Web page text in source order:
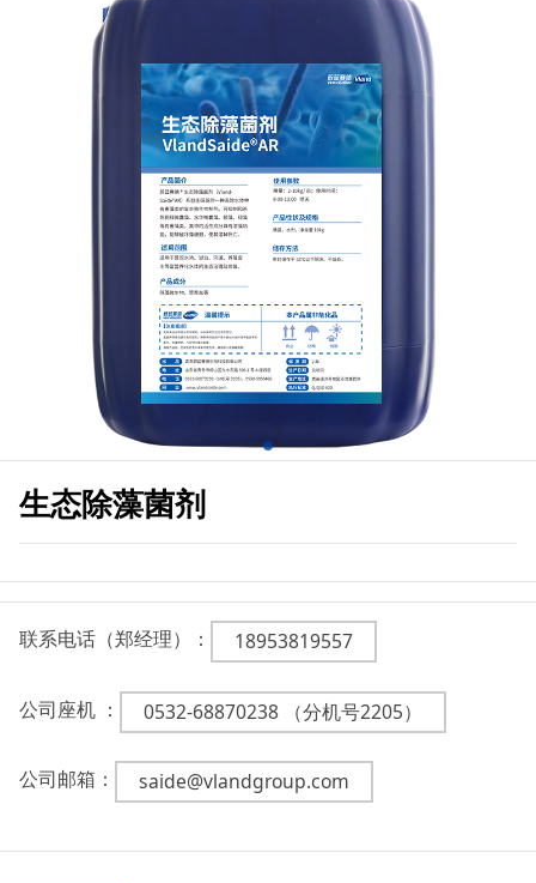
生态除藻菌剂
联系电话（郑经理）： 18953819557
公司座机 ： 0532-68870238 （分机号2205）
公司邮箱： saide@vlandgroup.com